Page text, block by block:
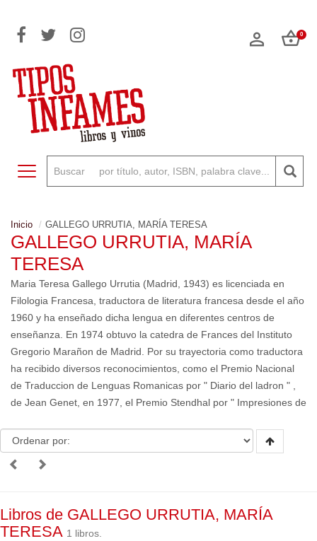
0
Toggle navigation
Inicio GALLEGO URRUTIA, MARÍA TERESA
GALLEGO URRUTIA, MARÍA
TERESA
Maria Teresa Gallego Urrutia (Madrid, 1943) es licenciada en
Filologia Francesa, traductora de literatura francesa desde el año
1960 y ha enseñado dicha lengua en diferentes centros de
enseñanza. En 1974 obtuvo la catedra de Frances del Instituto
Gregorio Marañon de Madrid. Por su trayectoria como traductora
ha recibido diversos reconocimientos, como el Premio Nacional
de Traduccion de Lenguas Romanicas por " Diario del ladron " ,
de Jean Genet, en 1977, el Premio Stendhal por " Impresiones de
Libros de GALLEGO URRUTIA, MARÍA
TERESA 1 libros.